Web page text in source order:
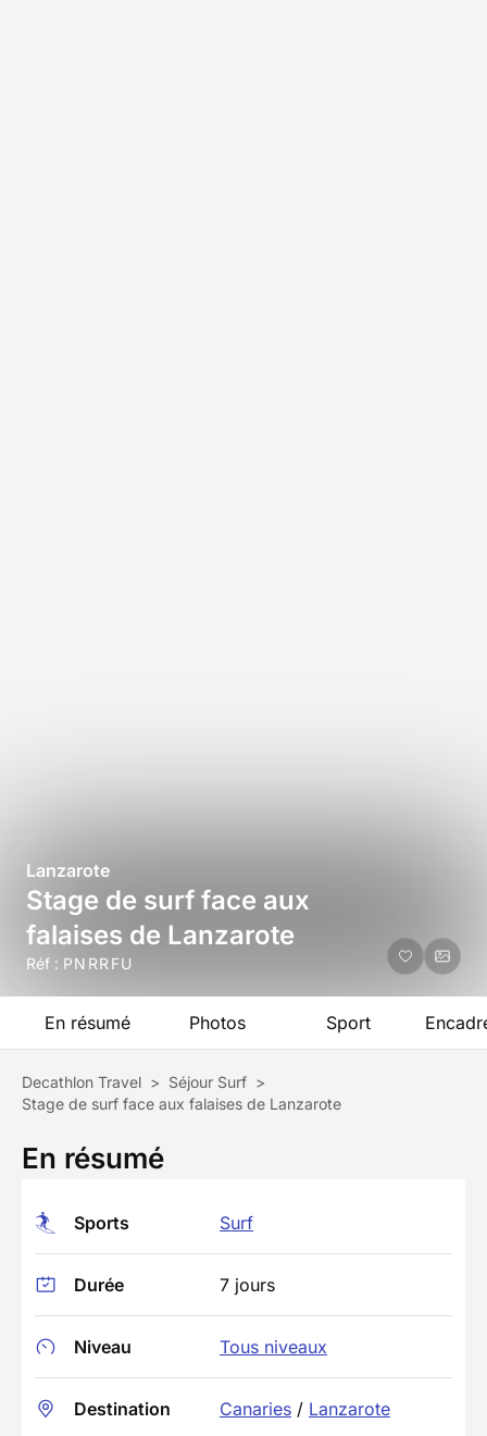
Lanzarote
Stage de surf face aux
falaises de Lanzarote
Réf : PNRRFU
En résumé Photos Sport
Decathlon Travel > Séjour Surf >
Stage de surf face aux falaises de Lanzarote
En résumé
Sports Surf
Durée 7 jours
Niveau Tous niveaux
Destination Canaries / Lanzarote